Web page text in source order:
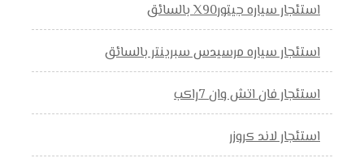
استئجار سياره جيتورX90 بالسائق
استئجار سياره مرسيدس سبرينتر بالسائق
استئجار فان اتش وان 7راكب
استئجار لاند كروزر